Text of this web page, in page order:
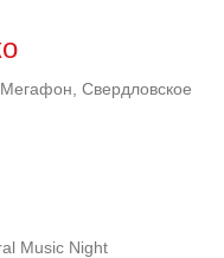
Свердловское
Music Night